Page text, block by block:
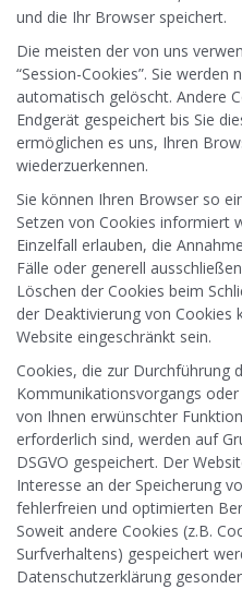
und die Ihr Browser speichert.
Die meisten der von uns
“Session-Cookies”. Sie werden
automatisch gelöscht. Andere
Endgerät gespeichert bis Sie
ermöglichen es uns, Ihren
wiederzuerkennen.
Sie können Ihren Browser so
Setzen von Cookies informiert
Einzelfall erlauben, die
Fälle oder generell
Löschen der Cookies beim
der Deaktivierung von Cookies
Website eingeschränkt sein.
Cookies, die zur Durchführung
Kommunikationsvorgangs
von Ihnen erwünschter
erforderlich sind, werden auf
DSGVO gespeichert. Der
Interesse an der Speicherung
fehlerfreien und optimierten
Soweit andere Cookies (z.B.
Surfverhaltens) gespeichert
Datenschutzerklärung